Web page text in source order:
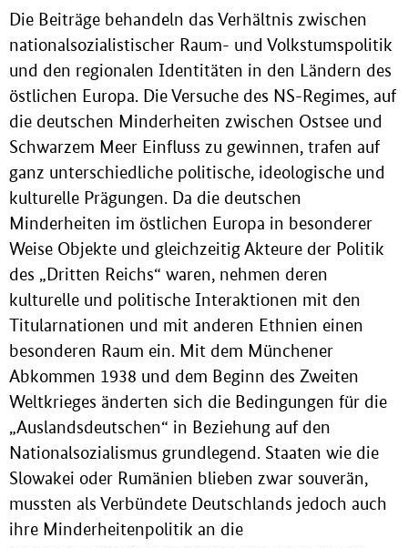
Die Beiträge behandeln das Verhältnis zwischen
nationalsozialistischer Raum- und Volkstumspolitik
und den regionalen Identitäten in den Ländern des
östlichen Europa. Die Versuche des NS-Regimes, auf
die deutschen Minderheiten zwischen Ostsee und
Schwarzem Meer Einfluss zu gewinnen, trafen auf
ganz unterschiedliche politische, ideologische und
kulturelle Prägungen. Da die deutschen
Minderheiten im östlichen Europa in besonderer
Weise Objekte und gleichzeitig Akteure der Politik
des „Dritten Reichs“ waren, nehmen deren
kulturelle und politische Interaktionen mit den
Titularnationen und mit anderen Ethnien einen
besonderen Raum ein. Mit dem Münchener
Abkommen 1938 und dem Beginn des Zweiten
Weltkrieges änderten sich die Bedingungen für die
„Auslandsdeutschen“ in Beziehung auf den
Nationalsozialismus grundlegend. Staaten wie die
Slowakei oder Rumänien blieben zwar souverän,
mussten als Verbündete Deutschlands jedoch auch
ihre Minderheitenpolitik an die